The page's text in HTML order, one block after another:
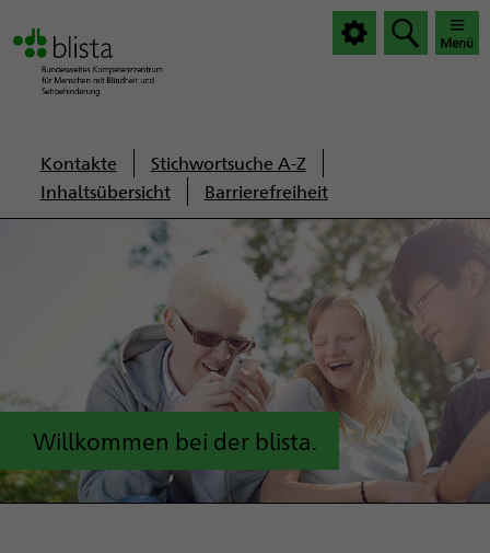
Servicenavigation
Kontakte
Stichwortsuche A-Z
Inhaltsübersicht
Barrierefreiheit
Willkommen bei der blista.